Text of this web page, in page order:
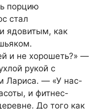
порцию
стал
ядовитым, как
и не хорошеть?» —
рукой с
Лариса. — «У нас-
и фитнес-
До того как